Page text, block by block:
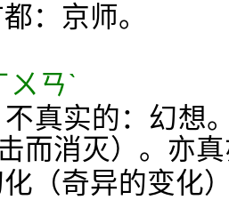
：京师。
ㄢˋ
真实的：幻想
而消灭）。亦
（奇异的变化